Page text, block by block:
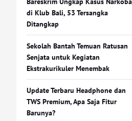
di Klub Bali, 53 Tersangka
Ditangkap
Sekolah Bantah Temuan Ratusan
Senjata untuk Kegiatan
Ekstrakurikuler Menembak
Update Terbaru Headphone dan
TWS Premium, Apa Saja Fitur
Barunya?